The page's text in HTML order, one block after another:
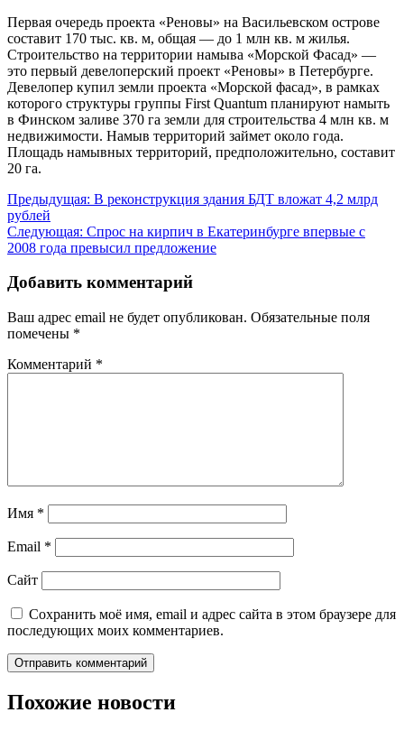
Первая очередь проекта «Реновы» на Васильевском острове
составит 170 тыс. кв. м, общая — до 1 млн кв. м жилья.
Строительство на территории намыва «Морской Фасад» —
это первый девелоперский проект «Реновы» в Петербурге.
Девелопер купил земли проекта «Морской фасад», в рамках
которого структуры группы First Quantum планируют намыть
в Финском заливе 370 га земли для строительства 4 млн кв. м
недвижимости. Намыв территорий займет около года.
Площадь намывных территорий, предположительно, составит
20 га.
Навигация
по
записям
Предыдущая: В реконструкция здания БДТ вложат 4,2 млрд
рублей
Следующая: Спрос на кирпич в Екатеринбурге впервые с
2008 года превысил предложение
Добавить комментарий
Ваш адрес email не будет опубликован. Обязательные поля
помечены *
Комментарий *
Имя *
Email *
Сайт
Сохранить моё имя, email и адрес сайта в этом браузере для
последующих моих комментариев.
Похожие новости